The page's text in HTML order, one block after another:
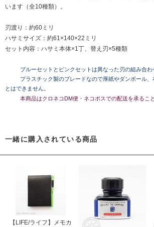
います（全10種類）。
刃渡り：約60ミリ
ハサミサイズ：約61×140×22ミリ
セット内容：ハサミ本体×1丁、替え刃×5種類
ブルーセットとピンクセットは異なった刃の組み合わ
プラスチック製のブレードなので厚紙やダンボール、
とはできません。
本商品はクロネコDM便・ネコポスでの配送を承るこ
一緒に購入されている商品
【LIFE/ライフ】メモカ